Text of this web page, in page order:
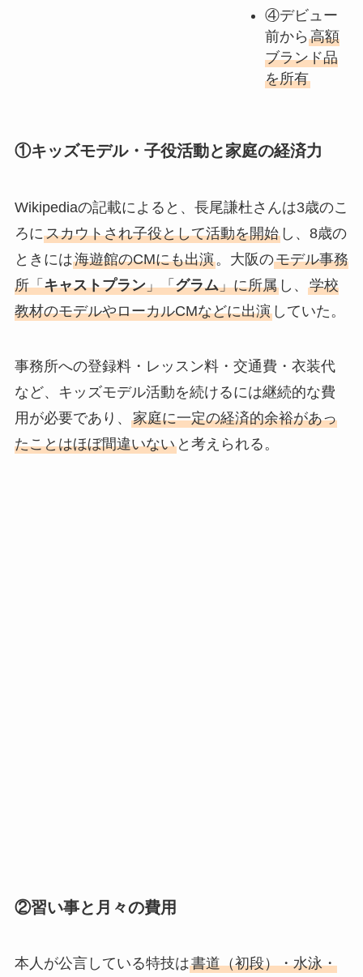
④デビュー
前から高額
ブランド品
を所有
①キッズモデル・子役活動と家庭の経済力
Wikipediaの記載によると、長尾謙杜さんは3歳のこ
ろにスカウトされ子役として活動を開始し、8歳の
ときには海遊館のCMにも出演。大阪のモデル事務
所「キャストプラン」「グラム」に所属し、 学校
教材のモデルやローカルCMなどに出演していた。
事務所への登録料・レッスン料・交通費・衣装代
など、キッズモデル活動を続けるには継続的な費
用が必要であり、 家庭に一定の経済的余裕があっ
たことはほぼ間違いないと考えられる。
②習い事と月々の費用
本人が公言している特技は書道（初段）・水泳・